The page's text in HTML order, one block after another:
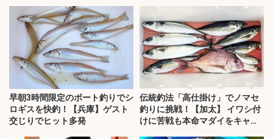
早朝3時間限定のボート釣りでシ
ロギスを快釣！【兵庫】ゲスト
交じりでヒット多発
伝統釣法「高仕掛け」でノマセ
釣りに挑戦！【加太】 イワシ付
けに苦戦も本命マダイをキャッ